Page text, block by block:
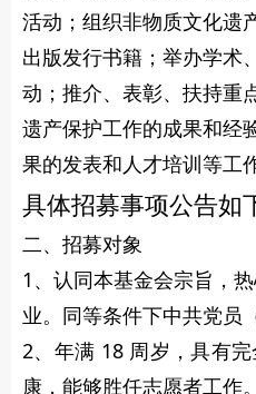
活动；组织非物质文化遗
出版发行书籍；举办学术
动；推介、表彰、扶持重
遗产保护工作的成果和经
果的发表和人才培训等工作
具体招募事项公告如
二、招募对象
1、认同本基金会宗旨，
业。同等条件下中共党员
2、年满 18 周岁，具有
康，能够胜任志愿者工作。